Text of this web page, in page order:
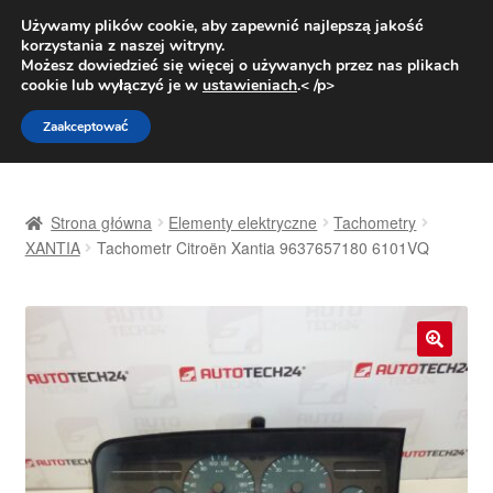
DOSTAWA od 31 zł
Pn.-pt. 9:00-16:00800 003 167
Przejdź
do
nawigacji
Przejdź
do
treści
Dostawa
O nas
Strona główna Elementy elektryczne
Tachometry
XANTIA
Tachometr Citroën Xantia 9637657180 6101VQ
🔍
Używamy plików cookie, aby zapewnić najlepszą jakość
korzystania z naszej witryny.
Możesz dowiedzieć się więcej o używanych przez nas plikach
cookie lub wyłączyć je w ustawieniach.< /p>
Zaakceptować